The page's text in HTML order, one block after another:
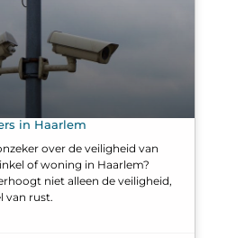
in Haarlem
over de veiligheid van
of woning in Haarlem?
niet alleen de veiligheid,
van rust.